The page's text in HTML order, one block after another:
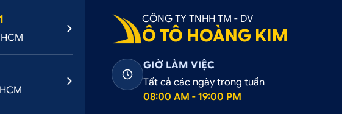
bật với khả năng nhận diện giọng nói và thực hiện đúng yêu cầu của người
CC3 360 sẽ không cần theo cú pháp cứng nhắc, cố định như những dòng
các chủ tài xế trên mọi hành trình.
CÔNG TY TNHH TM - DV
Ô TÔ HOÀNG KIM
GIỜ LÀM VIỆC
Tất cả các ngày trong tuần
08:00 AM - 19:00 PM